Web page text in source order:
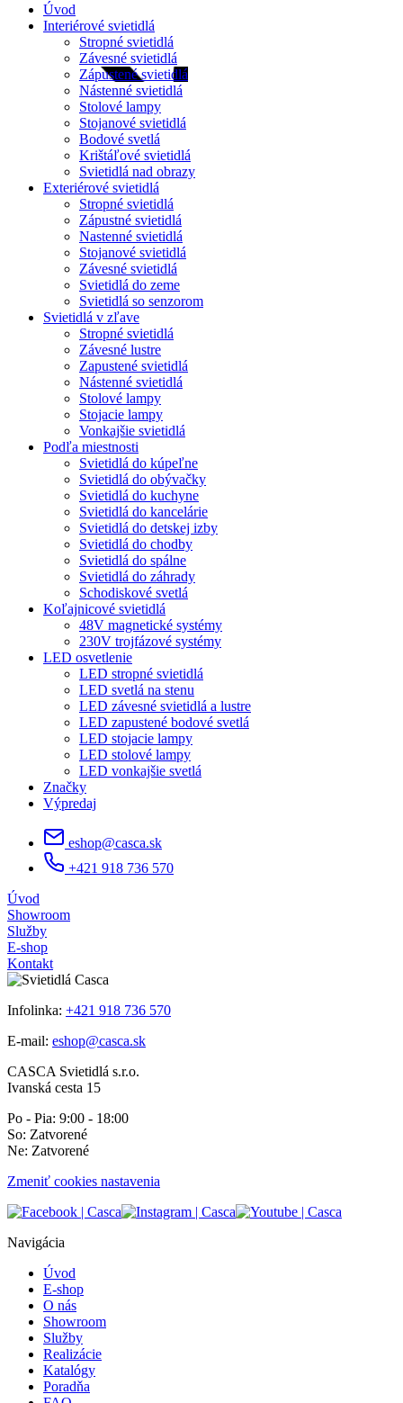
Úvod
Interiérové svietidlá
Stropné svietidlá
Závesné svietidlá
Zápustené svietidlá
Nástenné svietidlá
Stolové lampy
Stojanové svietidlá
Bodové svetlá
Krištáľové svietidlá
Svietidlá nad obrazy
Exteriérové svietidlá
Stropné svietidlá
Zápustné svietidlá
Nastenné svietidlá
Stojanové svietidlá
Závesné svietidlá
Svietidlá do zeme
Svietidlá so senzorom
Svietidlá v zľave
Stropné svietidlá
Závesné lustre
Zapustené svietidlá
Nástenné svietidlá
Stolové lampy
Stojacie lampy
Vonkajšie svietidlá
Podľa miestnosti
Svietidlá do kúpeľne
Svietidlá do obývačky
Svietidlá do kuchyne
Svietidlá do kancelárie
Svietidlá do detskej izby
Svietidlá do chodby
Svietidlá do spálne
Svietidlá do záhrady
Schodiskové svetlá
Koľajnicové svietidlá
48V magnetické systémy
230V trojfázové systémy
LED osvetlenie
LED stropné svietidlá
LED svetlá na stenu
LED závesné svietidlá a lustre
LED zapustené bodové svetlá
LED stojacie lampy
LED stolové lampy
LED vonkajšie svetlá
Značky
Výpredaj
eshop@casca.sk
+421 918 736 570
Úvod
Showroom
Služby
E-shop
Kontakt
Infolinka: +421 918 736 570
E-mail: eshop@casca.sk
CASCA Svietidlá s.r.o.
Ivanská cesta 15
Po - Pia: 9:00 - 18:00
So: Zatvorené
Ne: Zatvorené
Zmeniť cookies nastavenia
Navigácia
Úvod
E-shop
O nás
Showroom
Služby
Realizácie
Katalógy
Poradňa